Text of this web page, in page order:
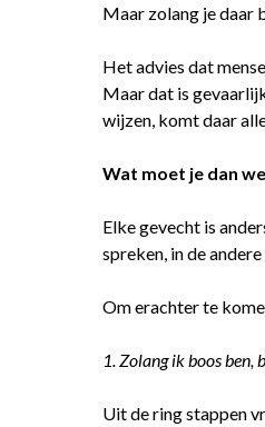
Maar zolang je daar
Het advies dat
Maar dat is
wijzen, komt daar
Wat moet je dan
Elke gevecht is
spreken, in de
Om erachter te
1. Zolang ik boos ben,
Uit de ring stappen